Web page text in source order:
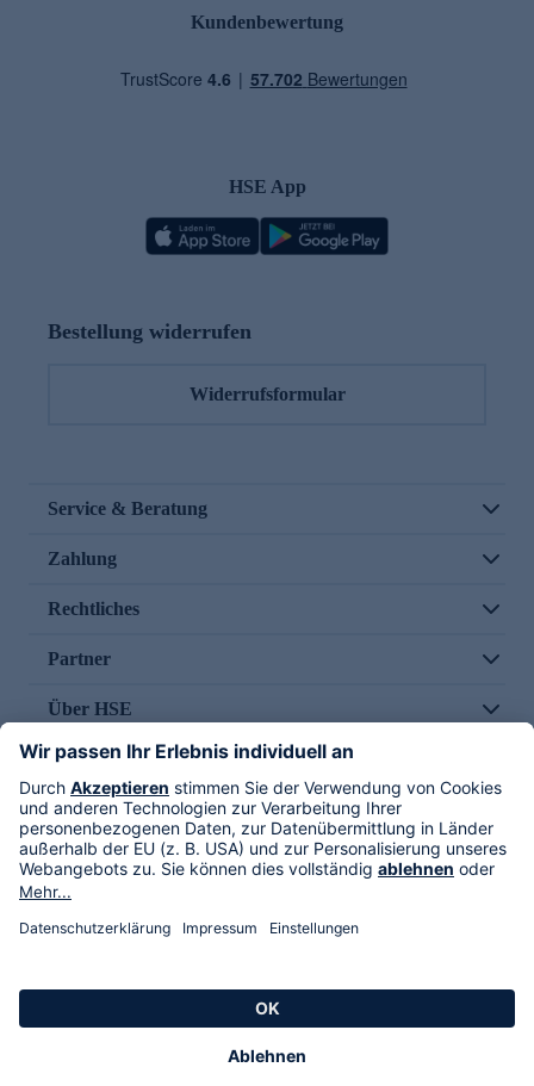
Kundenbewertung
HSE App
Bestellung widerrufen
Widerrufsformular
Service & Beratung
Zahlung
Rechtliches
Partner
Über HSE
Im TV
HSE International